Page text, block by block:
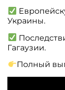
Украины.
Гагаузии.
Полный